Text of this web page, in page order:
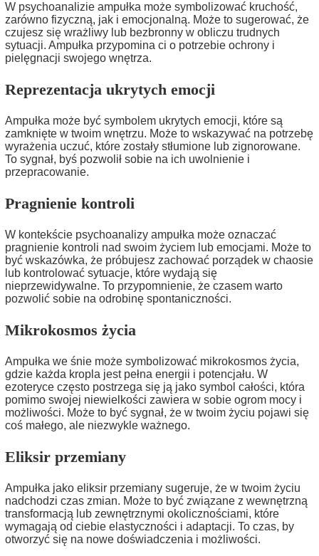
W psychoanalizie ampułka może symbolizować kruchość,
zarówno fizyczną, jak i emocjonalną. Może to sugerować, że
czujesz się wrażliwy lub bezbronny w obliczu trudnych
sytuacji. Ampułka przypomina ci o potrzebie ochrony i
pielęgnacji swojego wnętrza.
Reprezentacja ukrytych emocji
Ampułka może być symbolem ukrytych emocji, które są
zamknięte w twoim wnętrzu. Może to wskazywać na potrzebę
wyrażenia uczuć, które zostały stłumione lub zignorowane.
To sygnał, byś pozwolił sobie na ich uwolnienie i
przepracowanie.
Pragnienie kontroli
W kontekście psychoanalizy ampułka może oznaczać
pragnienie kontroli nad swoim życiem lub emocjami. Może to
być wskazówka, że próbujesz zachować porządek w chaosie
lub kontrolować sytuacje, które wydają się
nieprzewidywalne. To przypomnienie, że czasem warto
pozwolić sobie na odrobinę spontaniczności.
Mikrokosmos życia
Ampułka we śnie może symbolizować mikrokosmos życia,
gdzie każda kropla jest pełna energii i potencjału. W
ezoteryce często postrzega się ją jako symbol całości, która
pomimo swojej niewielkości zawiera w sobie ogrom mocy i
możliwości. Może to być sygnał, że w twoim życiu pojawi się
coś małego, ale niezwykle ważnego.
Eliksir przemiany
Ampułka jako eliksir przemiany sugeruje, że w twoim życiu
nadchodzi czas zmian. Może to być związane z wewnętrzną
transformacją lub zewnętrznymi okolicznościami, które
wymagają od ciebie elastyczności i adaptacji. To czas, by
otworzyć się na nowe doświadczenia i możliwości.